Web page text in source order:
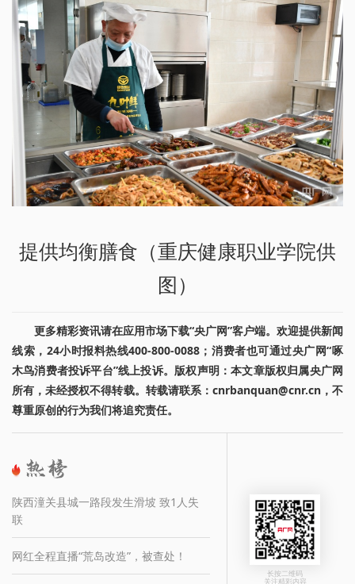
提供均衡膳食（重庆健康职业学院供
图）
更多精彩资讯请在应用市场下载“央广网”客户端。欢迎提供新闻
线索，24小时报料热线400-800-0088；消费者也可通过央广网“啄
木鸟消费者投诉平台”线上投诉。版权声明：本文章版权归属央广网
所有，未经授权不得转载。转载请联系：cnrbanquan@cnr.cn，不
尊重原创的行为我们将追究责任。
陕西潼关县城一路段发生滑坡 致1人失
联
网红全程直播“荒岛改造”，被查处！
长按二维码
关注精彩内容